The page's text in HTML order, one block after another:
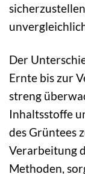
Der
Ernte bis zur
streng
Inhaltsstoffe
des Grüntees
Verarbeitung
Methoden,